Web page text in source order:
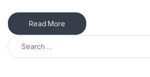
Read More
Search for: